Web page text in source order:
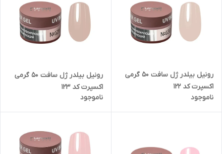
رونیل بیلدر ژل سافت 50 گرمی
اکسپرت کد 122
ناموجود
رونیل بیلدر ژل سافت 50 گرمی
اکسپرت کد 123
ناموجود